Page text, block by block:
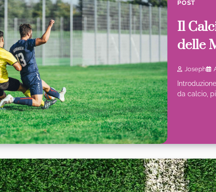
POST
Il
delle
Joseph
da calcio,